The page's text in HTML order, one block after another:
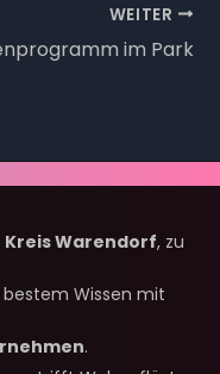
WEITER
im Park
Kreis Warendorf, zu
Wissen mit
.